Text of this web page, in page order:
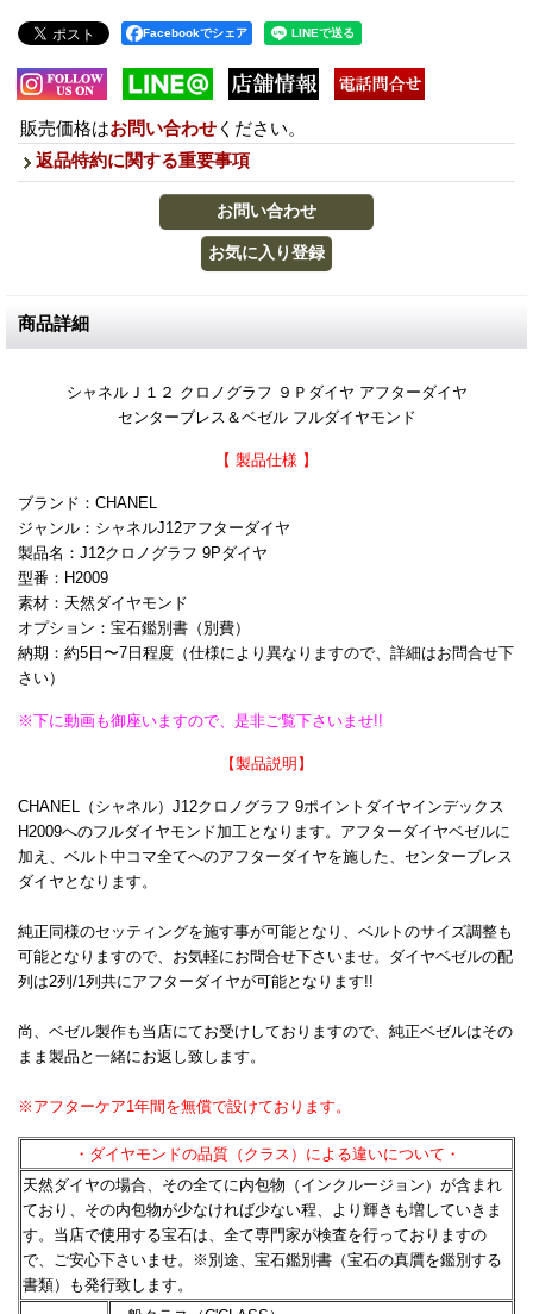
Facebookでシェア
販売価格はお問い合わせ ください。
返品特約に関する重要事項
商品詳細
シャネルＪ１２ クロノグラフ ９Ｐダイヤ アフターダイヤ
センターブレス＆ベゼル フルダイヤモンド
【 製品仕様 】
ブランド：CHANEL
ジャンル：シャネルJ12アフターダイヤ
製品名：J12クロノグラフ 9Pダイヤ
型番：H2009
素材：天然ダイヤモンド
オプション：宝石鑑別書（別費）
納期：約5日〜7日程度（仕様により異なりますので、詳細はお問合せ下
さい）
※下に動画も御座いますので、是非ご覧下さいませ!!
【製品説明】
CHANEL（シャネル）J12クロノグラフ 9ポイントダイヤインデックス
H2009へのフルダイヤモンド加工となります。アフターダイヤベゼルに
加え、ベルト中コマ全てへのアフターダイヤを施した、センターブレス
ダイヤとなります。
純正同様のセッティングを施す事が可能となり、ベルトのサイズ調整も
可能となりますので、お気軽にお問合せ下さいませ。ダイヤベゼルの配
列は2列/1列共にアフターダイヤが可能となります!!
尚、ベゼル製作も当店にてお受けしておりますので、純正ベゼルはその
まま製品と一緒にお返し致します。
※アフターケア1年間を無償で設けております。
・ダイヤモンドの品質（クラス）による違いについて・
天然ダイヤの場合、その全てに内包物（インクルージョン）が含まれ
ており、その内包物が少なければ少ない程、 より輝きも増していきま
す。当店で使用する宝石は、全て専門家が検査を行っておりますの
で、ご安心下さいませ。
※別途、宝石鑑別書（宝石の真贋を鑑別する
書類）も発行致します。